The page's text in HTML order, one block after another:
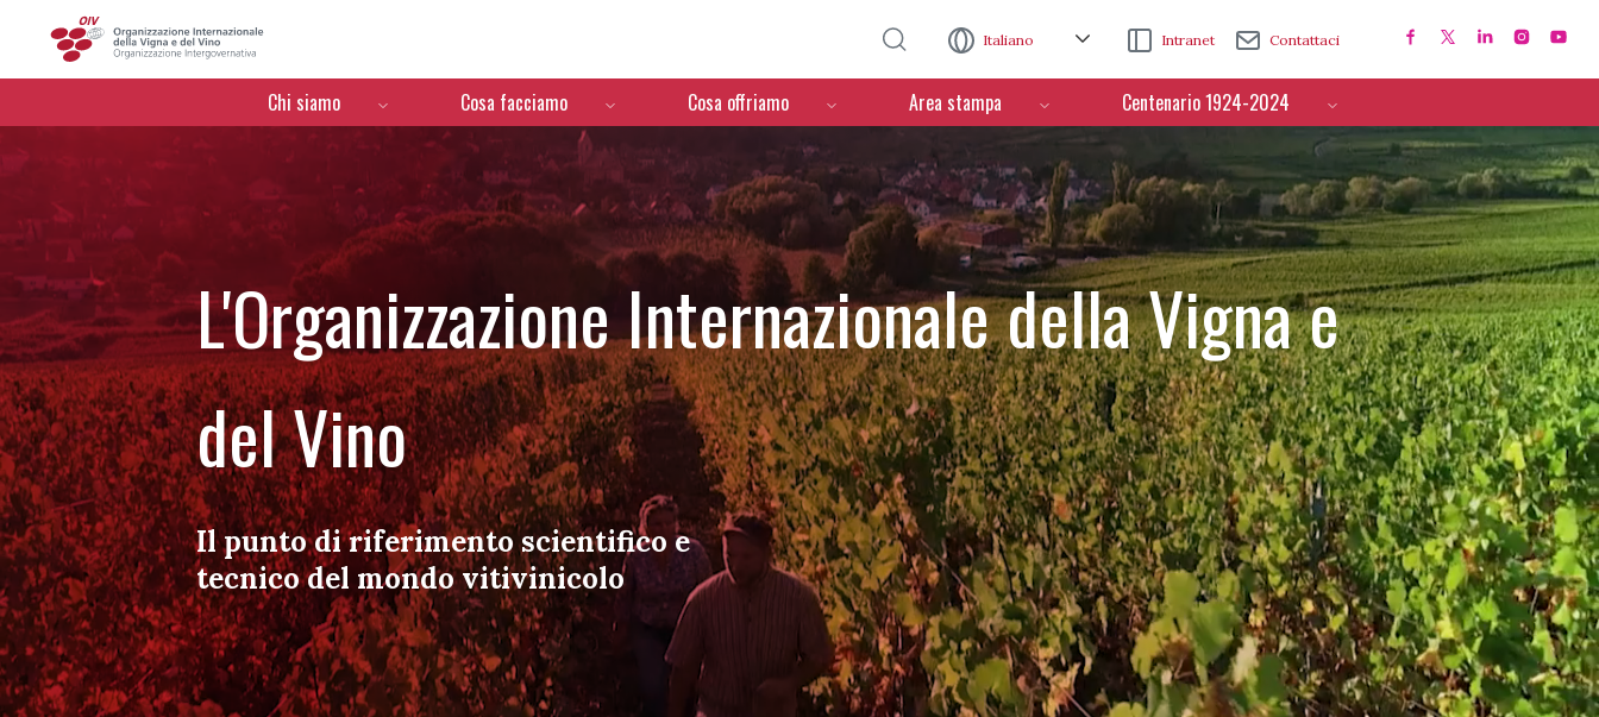
Italiano Intranet Contattaci
Menú de navegación
Chi siamo Cosa facciamo Cosa offriamo Area stampa Centenario 1924-2024
L'Organizzazione Internazionale della Vigna e
del Vino
Il punto di riferimento scientifico e
tecnico del mondo vitivinicolo